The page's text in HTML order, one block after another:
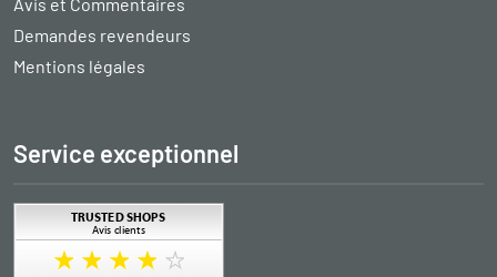
Demandes revendeurs
Mentions légales
Service exceptionnel